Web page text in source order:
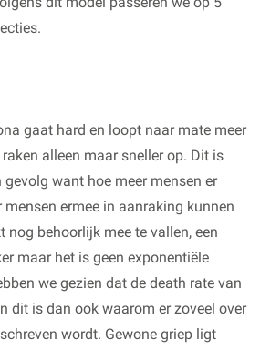
gaat hard en loopt naar mate meer
alleen maar sneller op. Dit is
want hoe meer mensen er
mensen ermee in aanraking kunnen
nog behoorlijk mee te vallen, een
maar het is geen exponentiële
we gezien dat de death rate van
dit is dan ook waarom er zoveel over
wordt. Gewone griep ligt